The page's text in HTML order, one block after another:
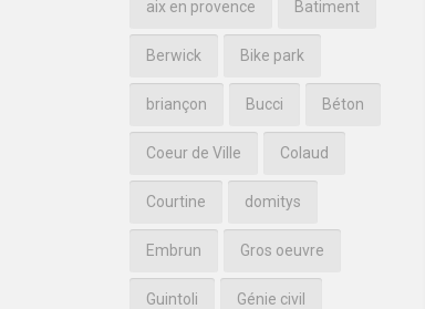
aix en provence Batiment
Berwick Bike park
briançon Bucci Béton
Coeur de Ville Colaud
Courtine domitys
Embrun Gros oeuvre
Guintoli Génie civil